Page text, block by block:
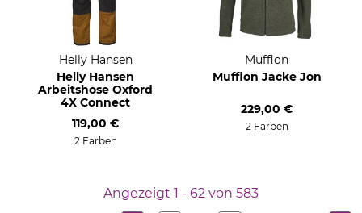
Helly Hansen
Helly Hansen
Arbeitshose Oxford
4X Connect
119,00 €
2 Farben
Mufflon
Mufflon Jacke Jon
229,00 €
2 Farben
Angezeigt 1 - 62 von 583